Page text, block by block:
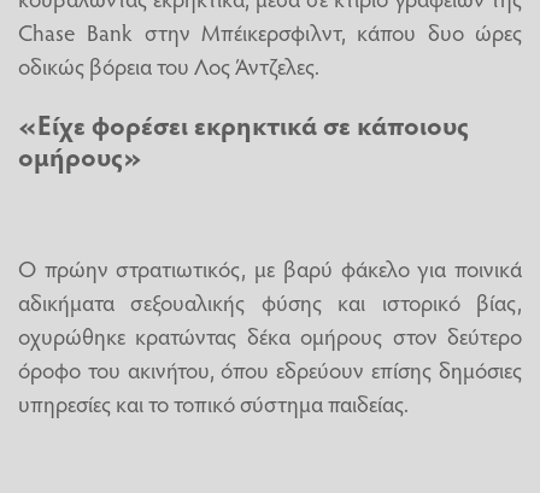
Chase Bank στην Μπέικερσφιλντ, κάπου δυο ώρες
οδικώς βόρεια του Λος Άντζελες.
«Είχε φορέσει εκρηκτικά σε κάποιους
ομήρους»
Ο πρώην στρατιωτικός, με βαρύ φάκελο για ποινικά
αδικήματα σεξουαλικής φύσης και ιστορικό βίας,
οχυρώθηκε κρατώντας δέκα ομήρους στον δεύτερο
όροφο του ακινήτου, όπου εδρεύουν επίσης δημόσιες
υπηρεσίες και το τοπικό σύστημα παιδείας.